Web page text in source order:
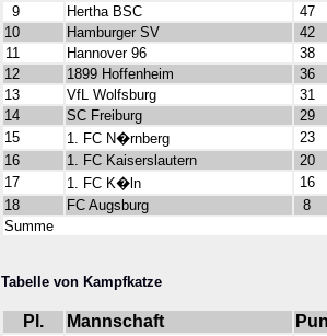
9
Hertha BSC
47
10
Hamburger SV
42
11
Hannover 96
38
12
1899 Hoffenheim
36
13
VfL Wolfsburg
31
14
SC Freiburg
29
15
1. FC N�rnberg
23
16
1. FC Kaiserslautern
20
17
1. FC K�ln
16
18
FC Augsburg
8
Summe
Tabelle von Kampfkatze
Pl. Mannschaft